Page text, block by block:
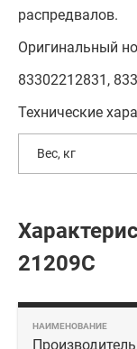
распредвалов.
Оригинальный
83302212831,
Технические
Вес, кг
21209C
Производитель